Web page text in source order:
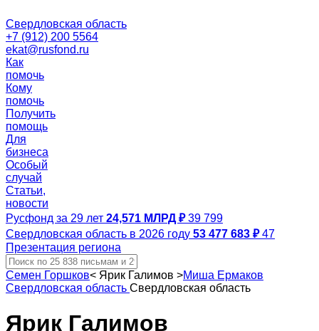
Свердловская область
+7 (912) 200 5564
ekat@rusfond.ru
Как
помочь
Кому
помочь
Получить
помощь
Для
бизнеса
Особый
случай
Статьи,
новости
Русфонд за 29 лет 24,571 МЛРД ₽ 39 799
Свердловская область в 2026 году 53 477 683 ₽ 47
Презентация региона
Семен Горшков< Ярик Галимов >Миша Ермаков
Свердловская область Свердловская область
Ярик Галимов